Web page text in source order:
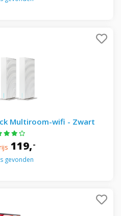
Multiroom-wifi - Zwart
119,-
gevonden